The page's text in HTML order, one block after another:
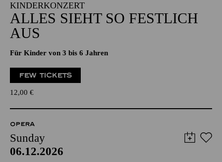
KINDERKONZERT
ALLES SIEHT SO FESTLICH
AUS
Für Kinder von 3 bis 6 Jahren
FEW TICKETS
12,00 €
OPERA
Sunday
06.12.2026